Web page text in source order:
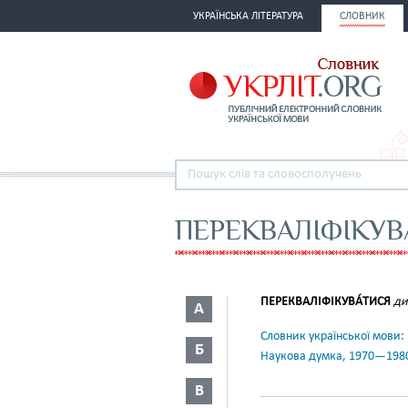
УКРАЇНСЬКА ЛІТЕРАТУРА СЛОВНИК
А
Б
В
ПЕРЕКВАЛІФІКУВА́ТИСЯ
Словник української
Наукова думка,